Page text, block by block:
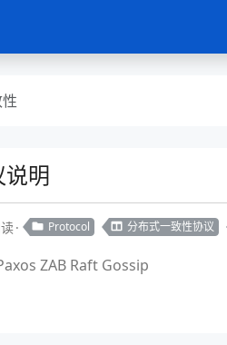
明
Protocol 分布式一致性协议
ZAB Raft Gossip